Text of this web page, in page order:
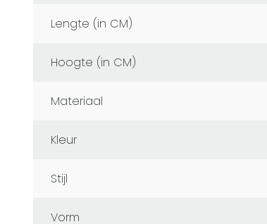
Lengte (in CM)
Hoogte (in CM)
Materiaal
Kleur
Stijl
Vorm